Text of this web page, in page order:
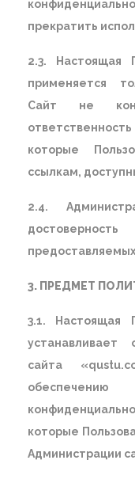
прекратить
2.3. Настоящая
применяется
Сайт не
которые
ссылкам,
2.4.
3. ПРЕДМЕТ
3.1. Настоящая
устанавливает
сайта
которые
Администрации